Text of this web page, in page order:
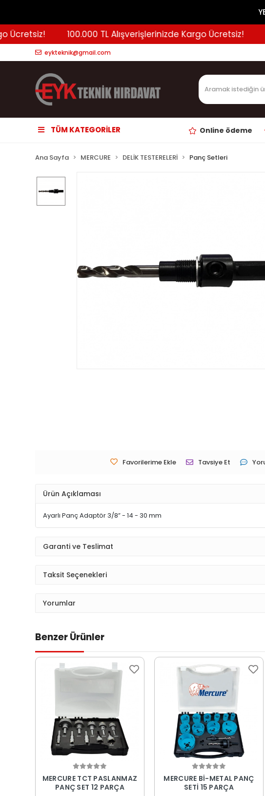
100.000 TL Alışverişlerinizde Kargo Ücretsiz!
eykteknik@gmail.com
TÜM KATEGORİLER Online ödeme
Ana Sayfa MERCURE DELİK TESTERELERİ Panç Setleri
Favorilerime Ekle Tavsiye Et
Ürün Açıklaması
Ayarlı Panç Adaptör 3/8” - 14 - 30 mm
Garanti ve Teslimat
Taksit Seçenekleri
Yorumlar
Benzer Ürünler
MERCURE TCT PASLANMAZ
PANÇ SET 12 PARÇA
Sepete Ekle
MERCURE Bİ-METAL PANÇ
SETİ 15 PARÇA